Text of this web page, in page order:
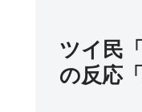
ツイ民
の反応